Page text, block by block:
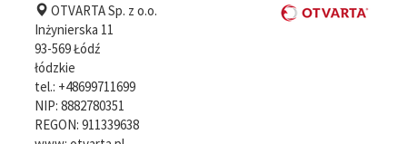
OTVARTA Sp. z o.o.
Inżynierska 11
93-569Łódź
łódzkie
tel.: +48699711699
NIP: 8882780351
REGON: 911339638